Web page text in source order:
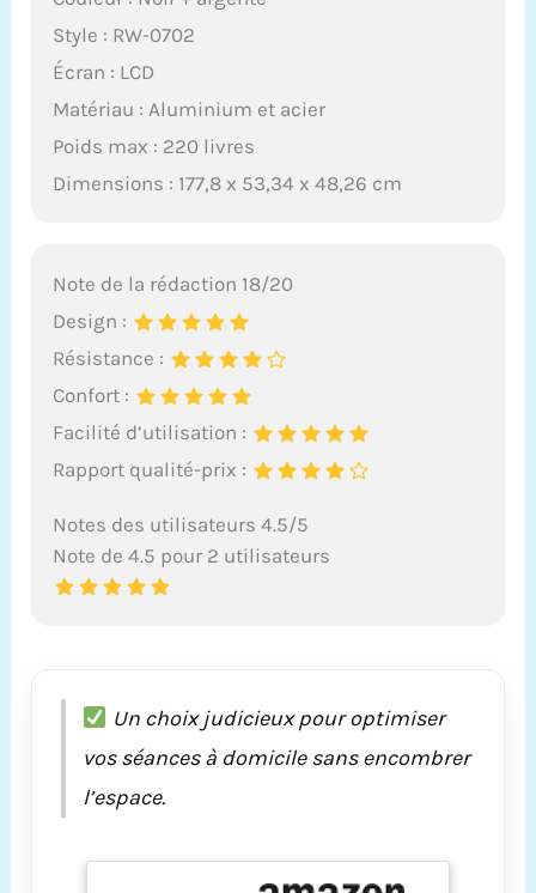
Style : RW-0702
Écran : LCD
Matériau : Aluminium et acier
Poids max : 220 livres
Dimensions : 177,8 x 53,34 x 48,26 cm
Note de la rédaction 18/20
Design :
Résistance :
Confort :
Facilité d’utilisation :
Rapport qualité-prix :
Notes des utilisateurs 4.5/5
Note de 4.5 pour 2 utilisateurs
Un choix judicieux pour optimiser
vos séances à domicile sans encombrer
l’espace.